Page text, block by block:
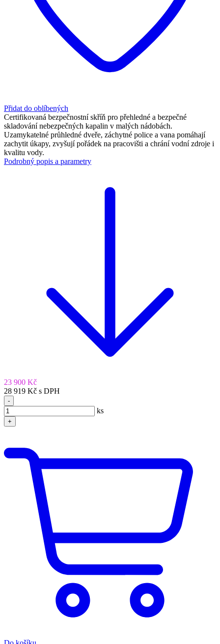
Přidat do oblíbených
Certifikovaná bezpečnostní skříň pro přehledné a bezpečné
skladování nebezpečných kapalin v malých nádobách.
Uzamykatelné průhledné dveře, záchytné police a vana pomáhají
zachytit úkapy, zvyšují pořádek na pracovišti a chrání vodní zdroje i
kvalitu vody.
Podrobný popis a parametry
23 900 Kč
28 919 Kč s DPH
-
ks
+